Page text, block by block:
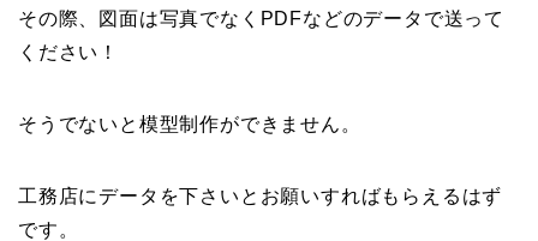
その際、図面は写真でなくPDFなどのデータで送って
ください！
そうでないと模型制作ができません。
工務店にデータを下さいとお願いすればもらえるはず
です。